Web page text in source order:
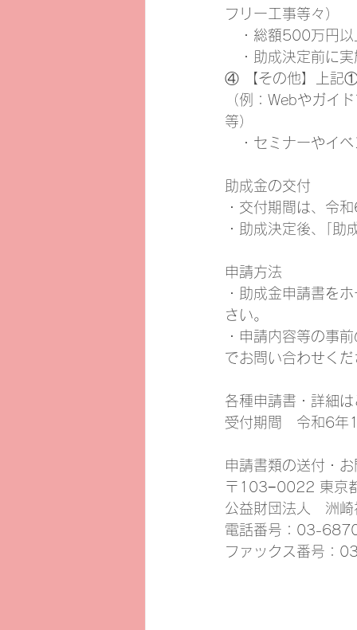
フリー工事等々）
・総額500万円以
・助成決定前に実
④ 【その他】上記①
（例：Webやガイ
等）
・セミナーやイベ
助成金の交付
・交付期間は、令
・助成決定後、｢
申請方法
・助成金申請書を
さい。
・申請内容等の事
でお問い合わせく
各種申請書・詳細
受付期間　令和6
申請書類の送付・
〒103−0022 東京
公益財団法人　洲
電話番号：03-
ファックス番号